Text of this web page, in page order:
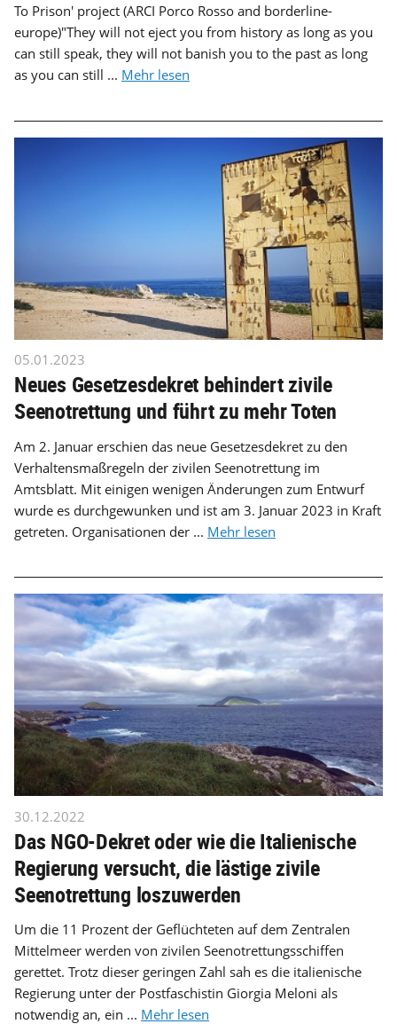
To Prison' project (ARCI Porco Rosso and borderline-
europe)"They will not eject you from history as long as you
can still speak, they will not banish you to the past as long
as you can still ... Mehr lesen
05.01.2023
Neues Gesetzesdekret behindert zivile
Seenotrettung und führt zu mehr Toten
Am 2. Januar erschien das neue Gesetzesdekret zu den
Verhaltensmaßregeln der zivilen Seenotrettung im
Amtsblatt. Mit einigen wenigen Änderungen zum Entwurf
wurde es durchgewunken und ist am 3. Januar 2023 in Kraft
getreten. Organisationen der ... Mehr lesen
30.12.2022
Das NGO-Dekret oder wie die Italienische
Regierung versucht, die lästige zivile
Seenotrettung loszuwerden
Um die 11 Prozent der Geflüchteten auf dem Zentralen
Mittelmeer werden von zivilen Seenotrettungsschiffen
gerettet. Trotz dieser geringen Zahl sah es die italienische
Regierung unter der Postfaschistin Giorgia Meloni als
notwendig an, ein ... Mehr lesen